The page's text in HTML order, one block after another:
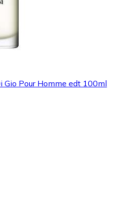
Gio Pour Homme edt 100ml